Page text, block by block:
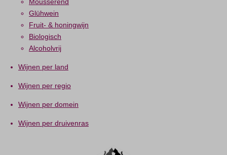
Glühwein
Fruit- & honingwijn
Biologisch
Alcoholvrij
Wijnen per land
Wijnen per regio
Wijnen per domein
Wijnen per druivenras